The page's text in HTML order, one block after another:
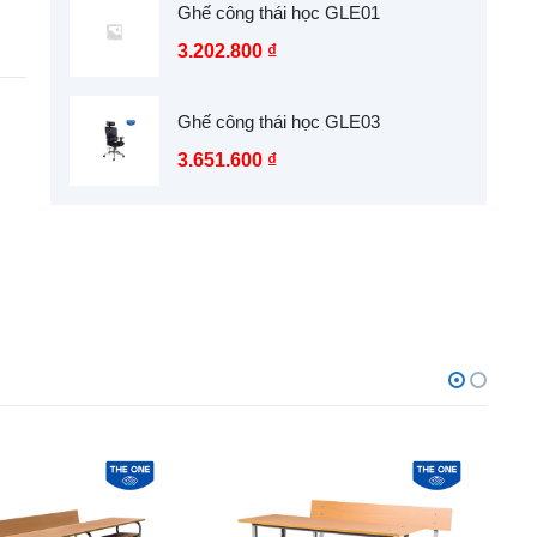
Ghế công thái học GLE01
3.202.800 ₫
Ghế công thái học GLE03
3.651.600 ₫